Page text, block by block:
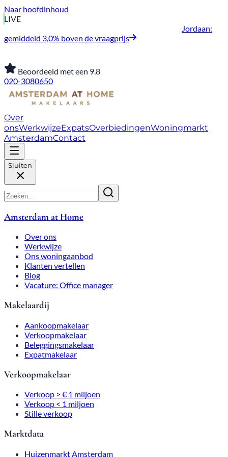
Naar hoofdinhoud
LIVE
Jordaan:
gemiddeld 3,0% boven de vraagprijs
Beoordeeld met een 9.8
020-3080650
Over
onsWerkwijzeExpatsOverbiedingenWoningmarkt
AmsterdamContact
Sluiten
Amsterdam at Home
Over ons
Werkwijze
Ons woningaanbod
Klanten vertellen
Blog
Vacature: Office manager
Makelaardij
Aankoopmakelaar
Verkoopmakelaar
Beleggingsmakelaar
Expatmakelaar
Verkoopmakelaar
Verkoop > € 1 miljoen
Verkoop < 1 miljoen
Stille verkoop
Marktdata
Huizenmarkt Amsterdam